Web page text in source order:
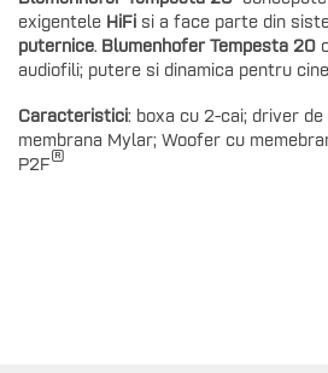
exigentele HiFi si a face parte din
puternice. Blumenhofer Tempesta 20
audiofili; putere si dinamica pentru
Caracteristici: boxa cu 2-cai; driver
membrana Mylar; Woofer cu
P2F®